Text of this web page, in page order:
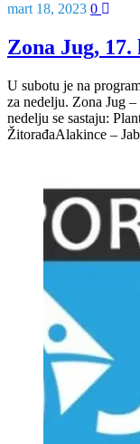
mart 18, 2023 0
Zona Jug,
U subotu je na
za nedelju. Zona Jug
nedelju se sastaju:
ŽitorađaAlakince –